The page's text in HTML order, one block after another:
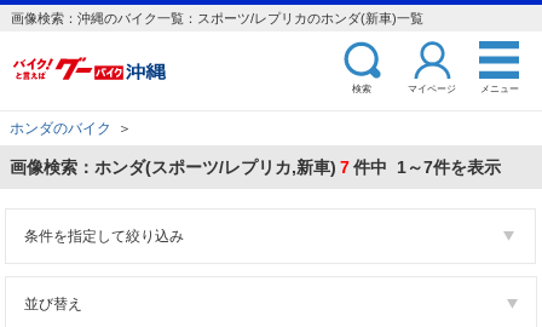
画像検索：沖縄のバイク一覧：スポーツ/レプリカのホンダ(新車)一覧
検索 マイページ メニュー
ホンダのバイク ＞
画像検索：ホンダ(スポーツ/レプリカ,新車) 7件中 1～7件を表示
条件を指定して絞り込み
並び替え